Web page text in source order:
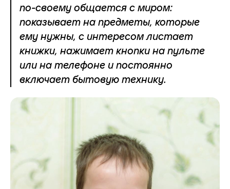
по-своему общается с миром:
показывает на предметы, которые
ему нужны, с интересом листает
книжки, нажимает кнопки на пульте
или на телефоне и постоянно
включает бытовую технику.